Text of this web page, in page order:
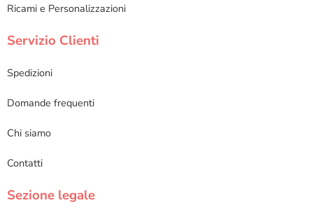
Ricami e Personalizzazioni
Servizio Clienti
Spedizioni
Domande frequenti
Chi siamo
Contatti
Sezione legale